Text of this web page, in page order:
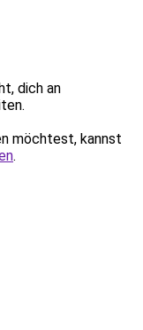
dich an
möchtest, kannst
.